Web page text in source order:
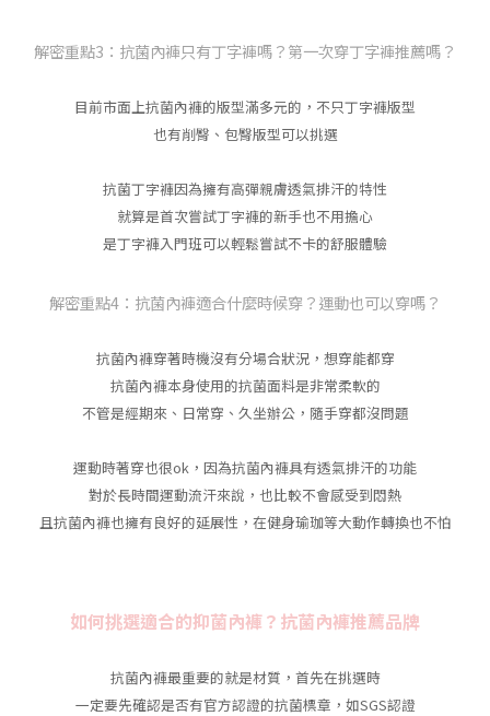
解密重點3：抗菌內褲只有丁字褲嗎？第一次穿丁字褲推薦嗎？
目前市面上抗菌內褲的版型滿多元的，不只丁字褲版型
也有削臀、包臀版型可以挑選
抗菌丁字褲因為擁有高彈親膚透氣排汗的特性
就算是首次嘗試丁字褲的新手也不用擔心
是丁字褲入門班可以輕鬆嘗試不卡的舒服體驗
解密重點4：抗菌內褲適合什麼時候穿？運動也可以穿嗎？
抗菌內褲穿著時機沒有分場合狀況，想穿能都穿
抗菌內褲本身使用的抗菌面料是非常柔軟的
不管是經期來、日常穿、久坐辦公，隨手穿都沒問題
運動時著穿也很ok，因為抗菌內褲具有透氣排汗的功能
對於長時間運動流汗來說，也比較不會感受到悶熱
且抗菌內褲也擁有良好的延展性，在健身瑜珈等大動作轉換也不怕
如何挑選適合的抑菌內褲？抗菌內褲推薦品牌
抗菌內褲最重要的就是材質，首先在挑選時
一定要先確認是否有官方認證的抗菌標章，如SGS認證